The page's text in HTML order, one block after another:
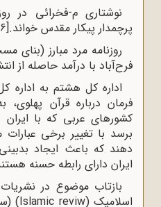
نوشتاری م-فخرائی در
پرچمدار پیکار مقدس خواند.[56]
روزنامه مرد مبارز
فرح‌آباد با درآمد حاصله از
اداره کل هشتم به اداره
فرمان درباره قرآن
کشورهای عربی که با ایران
برسد با تغییر برخی
دهند که باعث ایجاد
ایران دارای رابطه حسنه
بازتاب موضوع در